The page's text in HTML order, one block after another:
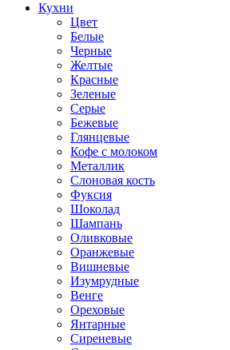
Кухни
Цвет
Белые
Черные
Желтые
Красные
Зеленые
Серые
Бежевые
Глянцевые
Кофе с молоком
Металлик
Слоновая кость
Фуксия
Шоколад
Шампань
Оливковые
Оранжевые
Вишневые
Изумрудные
Венге
Ореховые
Янтарные
Сиреневые